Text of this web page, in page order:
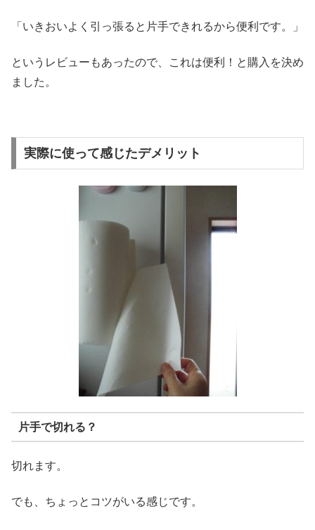
「いきおいよく引っ張ると片手できれるから便利です。」
というレビューもあったので、これは便利！と購入を決め
ました。
実際に使って感じたデメリット
片手で切れる？
切れます。
でも、ちょっとコツがいる感じです。